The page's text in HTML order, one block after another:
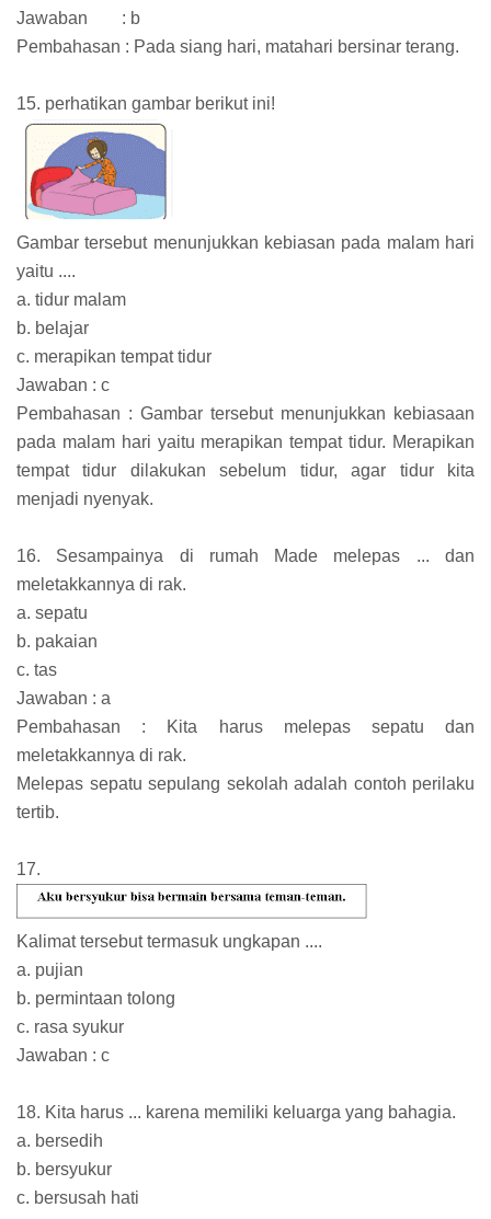
Jawaban
: b
Pembahasan : Pada siang hari, matahari bersinar terang.
15. perhatikan gambar berikut ini!
Gambar tersebut menunjukkan kebiasan pada malam hari
yaitu ....
a. tidur malam
b. belajar
c. merapikan tempat tidur
Jawaban : c
Pembahasan : Gambar tersebut menunjukkan kebiasaan
pada malam hari yaitu merapikan tempat tidur. Merapikan
tempat tidur dilakukan sebelum tidur, agar tidur kita
menjadi nyenyak.
16. Sesampainya di rumah Made melepas ... dan
meletakkannya di rak.
a. sepatu
b. pakaian
c. tas
Jawaban : a
Pembahasan : Kita harus melepas sepatu dan
meletakkannya di rak.
Melepas sepatu sepulang sekolah adalah contoh perilaku
tertib.
17.
Kalimat tersebut termasuk ungkapan ....
a. pujian
b. permintaan tolong
c. rasa syukur
Jawaban : c
18. Kita harus ... karena memiliki keluarga yang bahagia.
a. bersedih
b. bersyukur
c. bersusah hati